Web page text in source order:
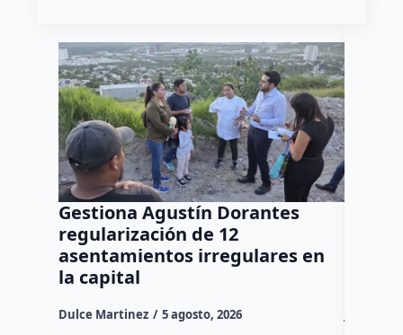
Gestiona Agustín Dorantes
regularización de 12
asentamientos irregulares en
la capital
Dulce Martinez 5 agosto, 2026